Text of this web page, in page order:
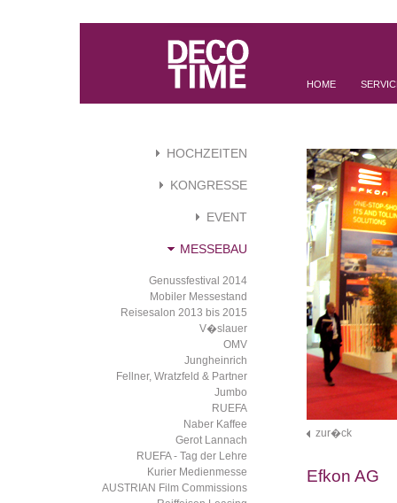
HOME
HOCHZEITEN
KONGRESSE
EVENT
MESSEBAU
Genussfestival 2014
Mobiler Messestand
Reisesalon 2013 bis 2015
V�slauer
OMV
Jungheinrich
Fellner, Wratzfeld & Partner
Jumbo
RUEFA
Naber Kaffee
Gerot Lannach
RUEFA - Tag der Lehre
Kurier Medienmesse
AUSTRIAN Film Commissions
zur�ck
Efkon AG